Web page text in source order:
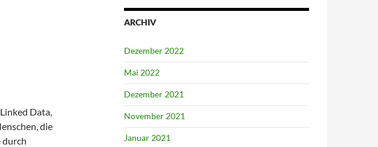
Data,
die
durch
ARCHIV
Dezember 2022
Mai 2022
Dezember 2021
November 2021
Januar 2021